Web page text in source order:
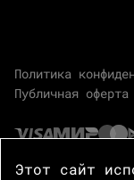
Политика
Публичная оферта
Этот сайт